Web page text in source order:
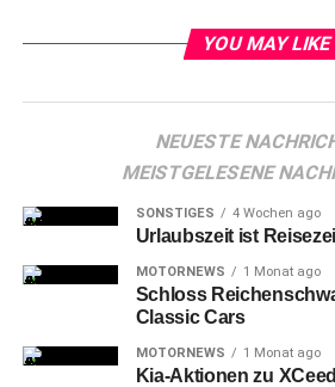
YOU MAY LIKE
NEUESTE
MEISTGELESENE
SONSTIGES 4 Wochen ago
Urlaubszeit ist
MOTORNEWS 1 Monat ago
Schloss
Classic Cars
MOTORNEWS 1 Monat ago
Kia-Aktionen zu